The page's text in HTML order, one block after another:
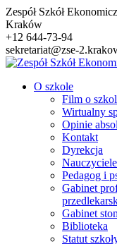
Przejdź
do
treści
Zespół Szkół
Kraków
+12 644-73-94
sekretariat@zse-
O szkole
Film o
Wirtualny
Opinie
Kontakt
Dyrekcja
Nauczyciele
Pedagog i
Gabinet
Gabinet
Biblioteka
Statut